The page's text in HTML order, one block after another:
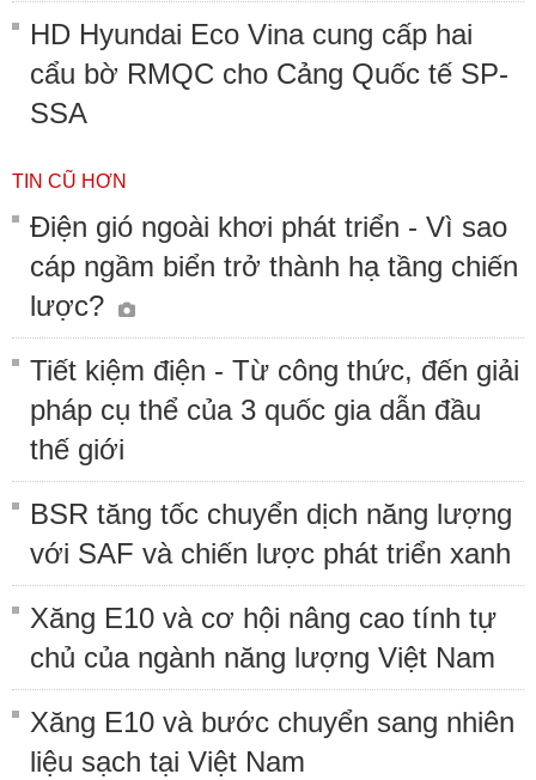
HD Hyundai Eco Vina cung cấp hai
cẩu bờ RMQC cho Cảng Quốc tế SP-
SSA
TIN CŨ HƠN
Điện gió ngoài khơi phát triển - Vì sao
cáp ngầm biển trở thành hạ tầng chiến
lược?
Tiết kiệm điện - Từ công thức, đến giải
pháp cụ thể của 3 quốc gia dẫn đầu
thế giới
BSR tăng tốc chuyển dịch năng lượng
với SAF và chiến lược phát triển xanh
Xăng E10 và cơ hội nâng cao tính tự
chủ của ngành năng lượng Việt Nam
Xăng E10 và bước chuyển sang nhiên
liệu sạch tại Việt Nam